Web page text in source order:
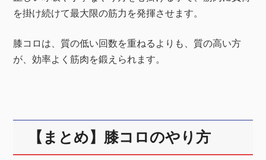
を掛け続けて最大限の筋力を発揮させます。
膝コロは、質の低い回数を重ねるよりも、質の高い方
が、効率よく筋肉を鍛えられます。
【まとめ】膝コロのやり方